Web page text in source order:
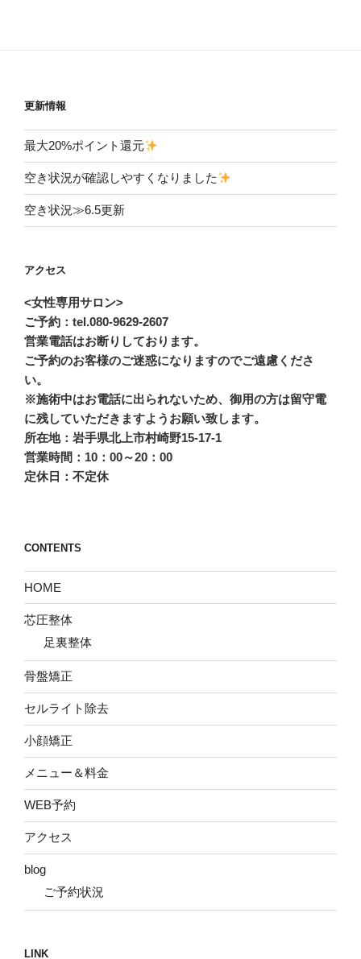
更新情報
最大20%ポイント還元
空き状況が確認しやすくなりました
空き状況≫6.5更新
アクセス
<女性専用サロン>
ご予約：tel.080-9629-2607
営業電話はお断りしております。
ご予約のお客様のご迷惑になりますのでご遠慮くださ
い。
※施術中はお電話に出られないため、御用の方は留守電
に残していただきますようお願い致します。
所在地：岩手県北上市村崎野15-17-1
営業時間：10：00～20：00
定休日：不定休
CONTENTS
HOME
芯圧整体
足裏整体
骨盤矯正
セルライト除去
小顔矯正
メニュー＆料金
WEB予約
アクセス
blog
ご予約状況
LINK